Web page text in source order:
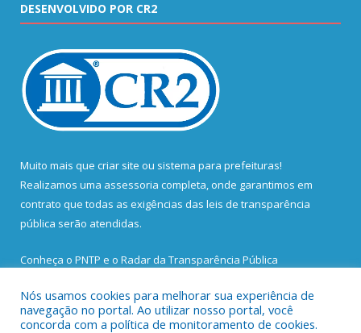
DESENVOLVIDO POR CR2
Muito mais que criar site ou sistema para prefeituras!
Realizamos uma assessoria completa, onde garantimos em
contrato que todas as exigências das leis de transparência
pública serão atendidas.
Conheça o PNTP e o Radar da Transparência Pública
Nós usamos cookies para melhorar sua experiência de
navegação no portal. Ao utilizar nosso portal, você
concorda com a política de monitoramento de cookies.